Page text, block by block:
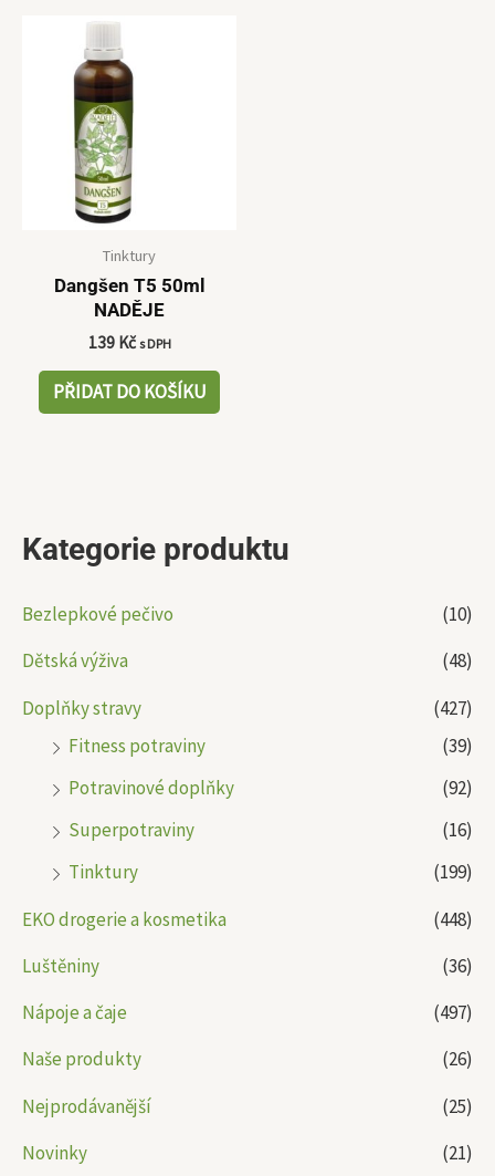
Kategorie produktu
Bezlepkové pečivo
(10)
Dětská výživa
(48)
Doplňky stravy
(427)
Fitness potraviny
(39)
Potravinové doplňky
(92)
Superpotraviny
(16)
Tinktury
(199)
EKO drogerie a kosmetika
(448)
Luštěniny
(36)
Nápoje a čaje
(497)
Naše produkty
(26)
Nejprodávanější
(25)
Novinky
(21)
Tinktury
Dangšen T5 50ml
NADĚJE
139 Kč s DPH
PŘIDAT DO KOŠÍKU